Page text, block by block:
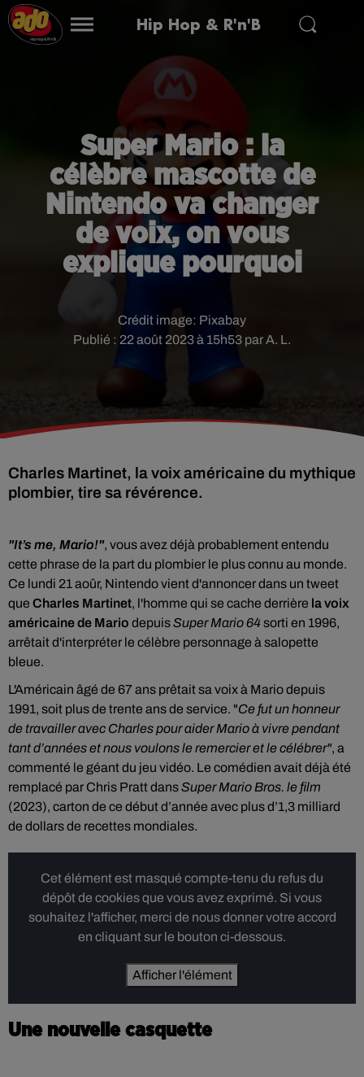
Hip Hop & R'n'B
Super Mario : la
célèbre mascotte de
Nintendo va changer
de voix, on vous
explique pourquoi
Publié : 22 août 2023 à 15h53 par A. L.
Crédit image: Pixabay
Charles Martinet, la voix américaine du mythique
plombier, tire sa révérence.
"It’s me, Mario!", vous avez déjà probablement entendu
cette phrase de la part du plombier le plus connu au monde.
Ce lundi 21 aoûr, Nintendo vient d'annoncer dans un tweet
que Charles Martinet, l'homme qui se cache derrière la voix
américaine de Mario depuisSuper Mario 64sorti en 1996,
arrêtait d'interpréter le célèbre personnage à salopette
bleue.
L'Américain âgé de 67 ans prêtait sa voix à Mario depuis
1991, soit plus de trente ans de service. "Ce fut un honneur
de travailler avec Charles pour aider Mario à vivre pendant
tant d’années et nous voulons le remercier et le célébrer", a
commenté le géant du jeu vidéo. Le comédien avait déjà été
remplacé par Chris Pratt dansSuper Mario Bros. le film
(2023), carton de ce début d’année avec plus d’1,3 milliard
de dollars de recettes mondiales.
Cet élément est masqué compte-tenu du refus du
dépôt de cookies que vous avez exprimé. Si vous
souhaitez l'afficher, merci de nous donner votre accord
en cliquant sur le bouton ci-dessous.
Afficher l'élément
Une nouvelle casquette